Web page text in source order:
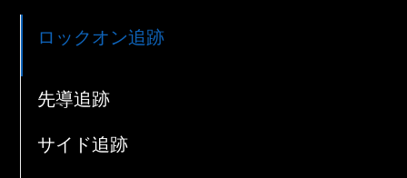
ロックオン追跡
先導追跡
サイド追跡